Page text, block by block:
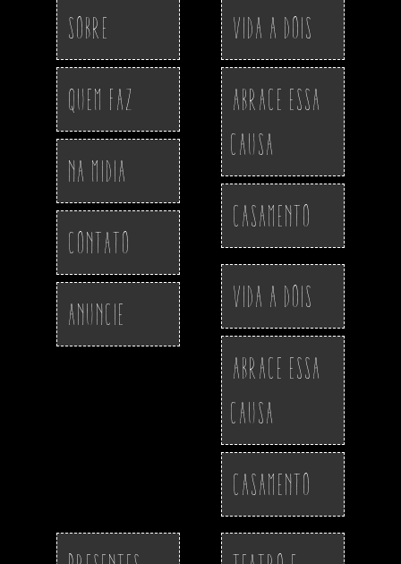
Sobre
Quem Faz
Na Midia
Contato
Anuncie
Vida a Dois
Abrace essa
Causa
Casamento
Vida a Dois
Abrace essa
Causa
Casamento